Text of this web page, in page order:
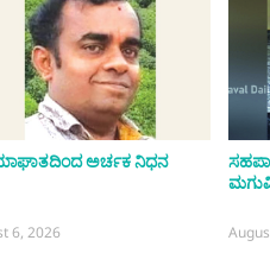
ಅರ್ಚಕ ನಿಧನ
6, 2026